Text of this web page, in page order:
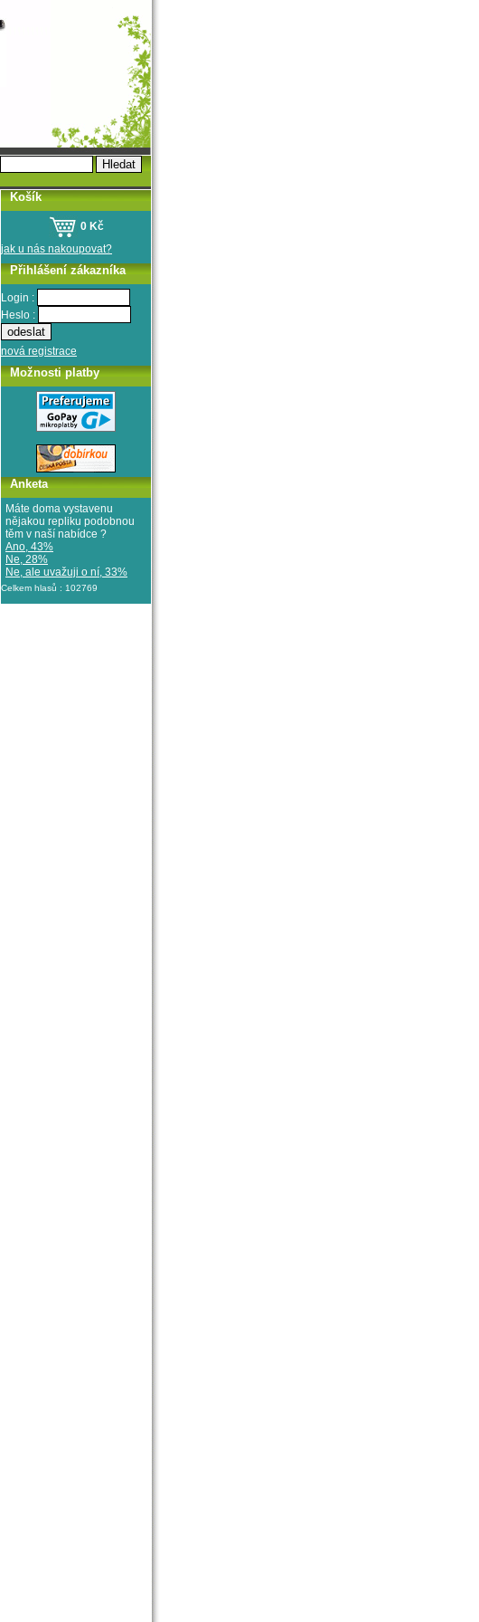
Košík
0 Kč
jak u nás nakoupovat?
Přihlášení zákazníka
Login :
Heslo :
nová registrace
Možnosti platby
Anketa
Máte doma vystavenu
nějakou repliku podobnou
těm v naší nabídce ?
Ano, 43%
Ne, 28%
Ne, ale uvažuji o ní, 33%
Celkem hlasů : 102769